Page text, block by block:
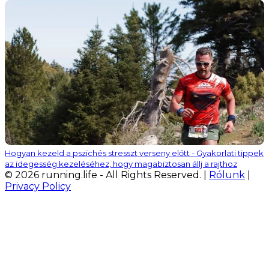
Hogyan kezeld a pszichés stresszt verseny előtt - Gyakorlati tippek
az idegesség kezeléséhez, hogy magabiztosan állj a rajthoz
© 2026 running.life - All Rights Reserved. | Rólunk
Privacy Policy